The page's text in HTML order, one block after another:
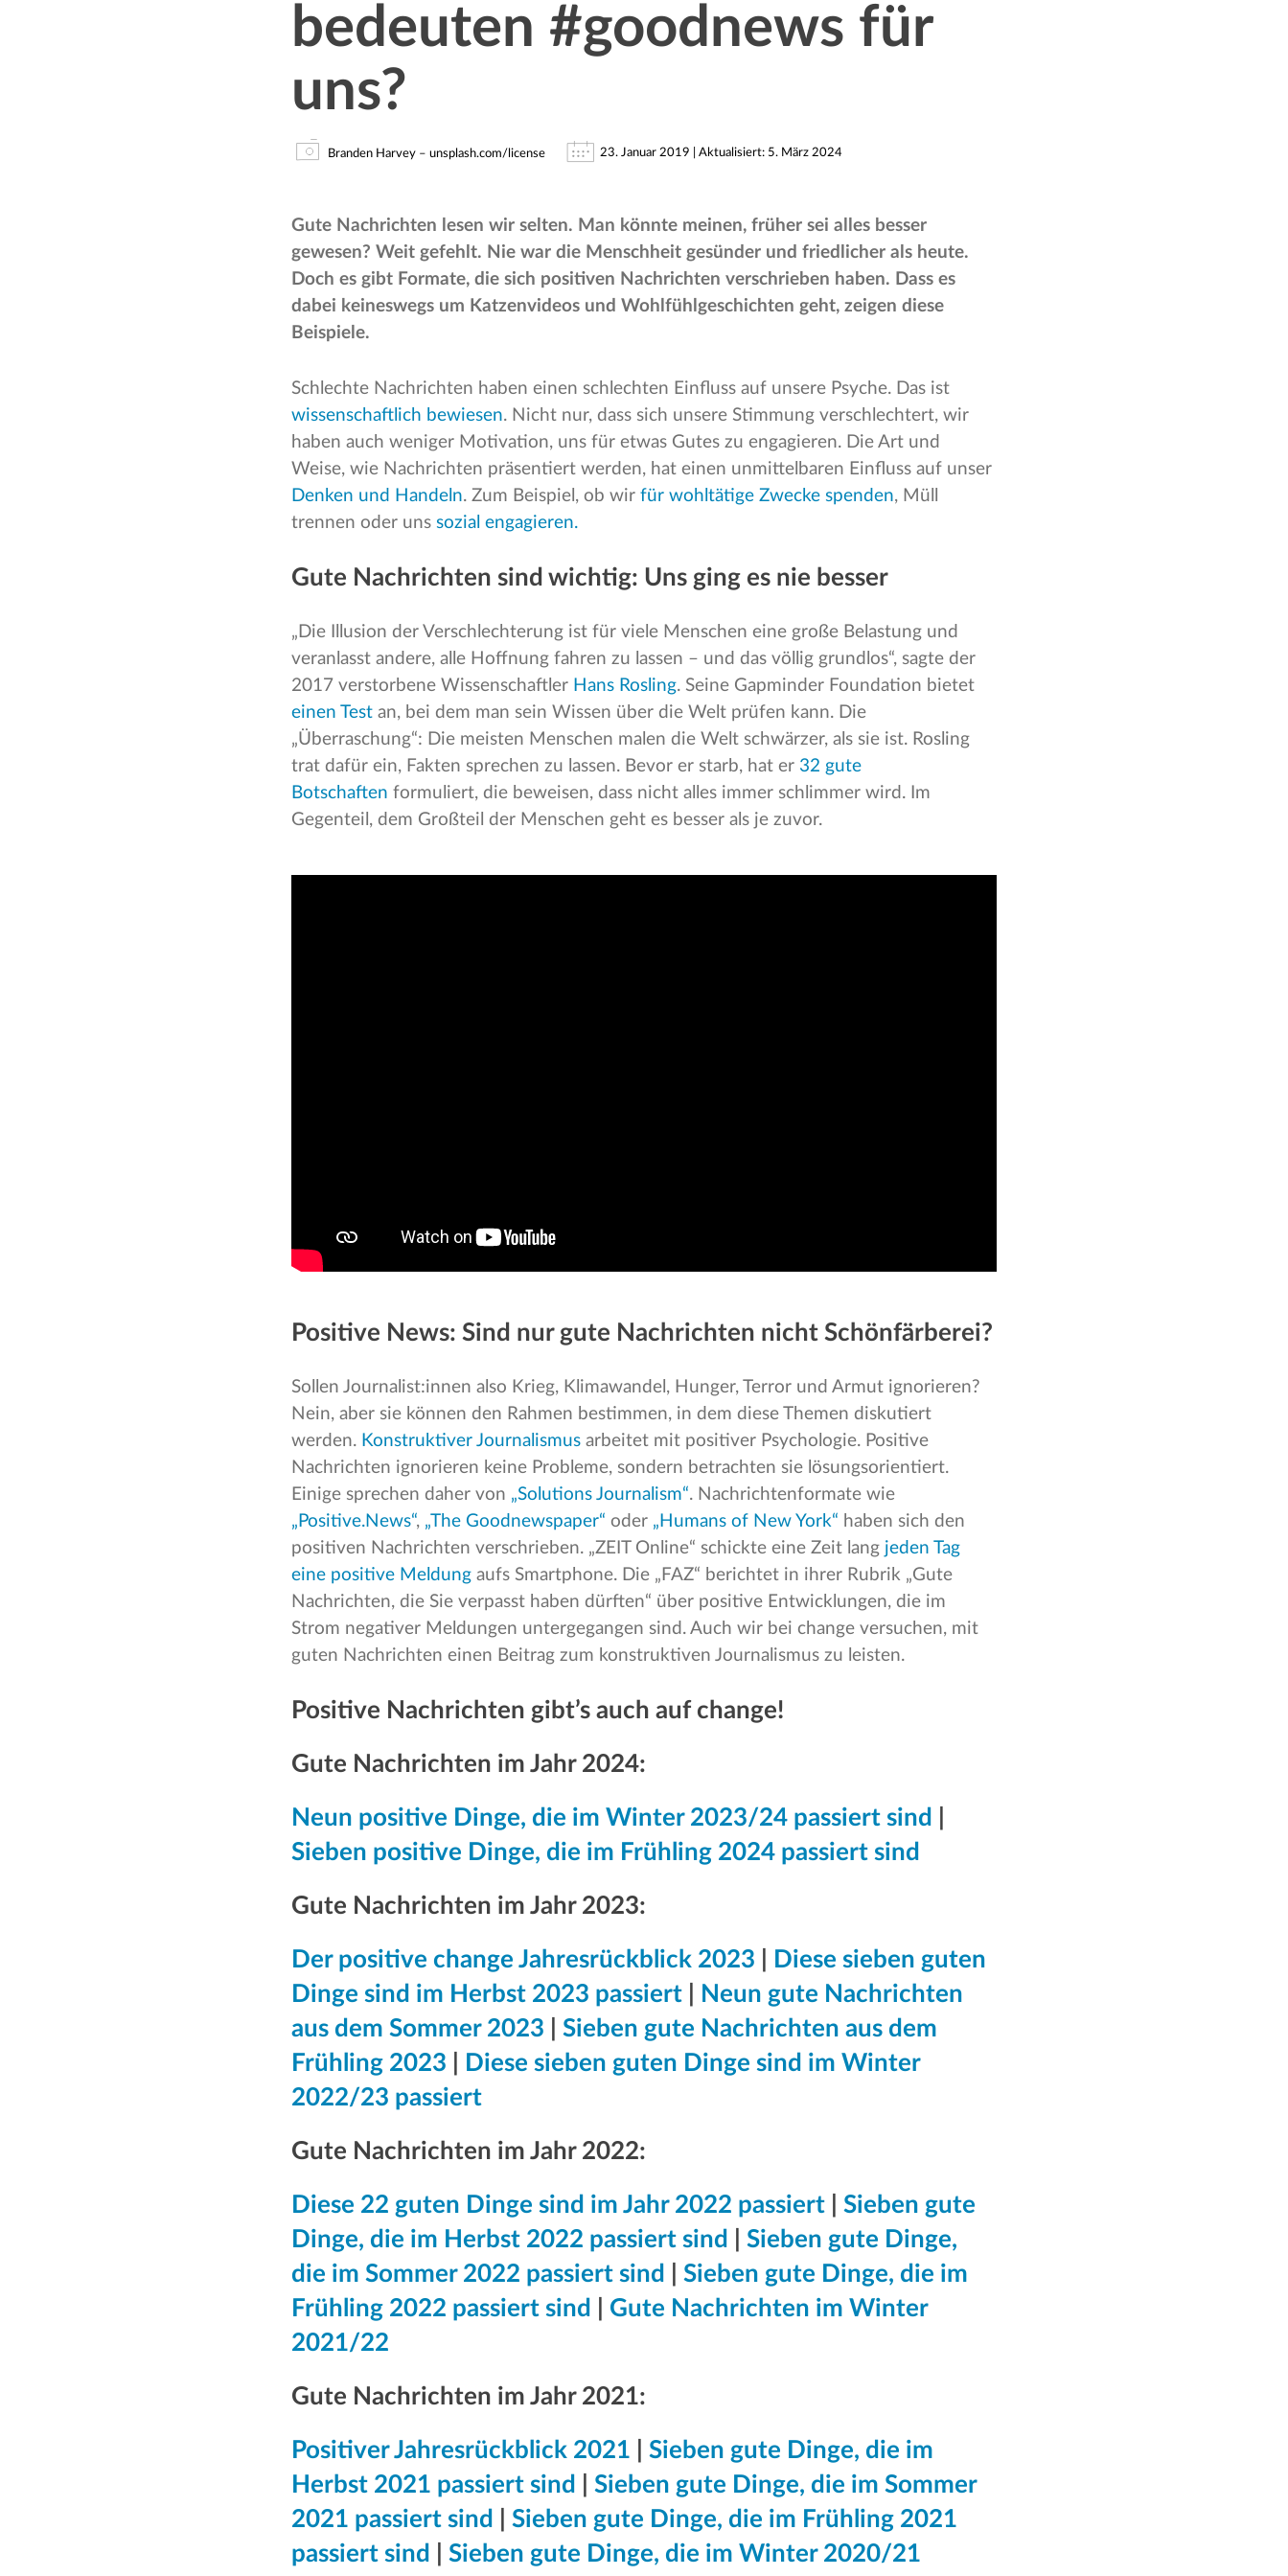
bedeuten #goodnews für
uns?
Branden Harvey – unsplash.com/license 23. Januar 2019 | Aktualisiert: 5. März 2024
Gute Nachrichten lesen wir selten. Man könnte meinen, früher sei alles besser
gewesen? Weit gefehlt. Nie war die Menschheit gesünder und friedlicher als heute.
Doch es gibt Formate, die sich positiven Nachrichten verschrieben haben. Dass es
dabei keineswegs um Katzenvideos und Wohlfühlgeschichten geht, zeigen diese
Beispiele.
Schlechte Nachrichten haben einen schlechten Einfluss auf unsere Psyche. Das ist
wissenschaftlich bewiesen. Nicht nur, dass sich unsere Stimmung verschlechtert, wir
haben auch weniger Motivation, uns für etwas Gutes zu engagieren. Die Art und
Weise, wie Nachrichten präsentiert werden, hat einen unmittelbaren Einfluss auf unser
Denken und Handeln. Zum Beispiel, ob wir für wohltätige Zwecke spenden, Müll
trennen oder uns sozial engagieren.
Gute Nachrichten sind wichtig: Uns ging es nie besser
„Die Illusion der Verschlechterung ist für viele Menschen eine große Belastung und
veranlasst andere, alle Hoffnung fahren zu lassen – und das völlig grundlos“, sagte der
2017 verstorbene Wissenschaftler Hans Rosling. Seine Gapminder Foundation bietet
einen Test an, bei dem man sein Wissen über die Welt prüfen kann. Die
„Überraschung“: Die meisten Menschen malen die Welt schwärzer, als sie ist. Rosling
trat dafür ein, Fakten sprechen zu lassen. Bevor er starb, hat er 32 gute
Botschaften formuliert, die beweisen, dass nicht alles immer schlimmer wird. Im
Gegenteil, dem Großteil der Menschen geht es besser als je zuvor.
Positive News: Sind nur gute Nachrichten nicht Schönfärberei?
Sollen Journalist:innen also Krieg, Klimawandel, Hunger, Terror und Armut ignorieren?
Nein, aber sie können den Rahmen bestimmen, in dem diese Themen diskutiert
werden. Konstruktiver Journalismus arbeitet mit positiver Psychologie. Positive
Nachrichten ignorieren keine Probleme, sondern betrachten sie lösungsorientiert.
Einige sprechen daher von „Solutions Journalism“. Nachrichtenformate wie
„Positive.News“, „The Goodnewspaper“ oder „Humans of New York“ haben sich den
positiven Nachrichten verschrieben. „ZEIT Online“ schickte eine Zeit lang jeden Tag
eine positive Meldung aufs Smartphone. Die „FAZ“ berichtet in ihrer Rubrik „Gute
Nachrichten, die Sie verpasst haben dürften“ über positive Entwicklungen, die im
Strom negativer Meldungen untergegangen sind. Auch wir bei change versuchen, mit
guten Nachrichten einen Beitrag zum konstruktiven Journalismus zu leisten.
Positive Nachrichten gibt’s auch auf change!
Gute Nachrichten im Jahr 2024:
Neun positive Dinge, die im Winter 2023/24 passiert sind
Sieben positive Dinge, die im Frühling 2024 passiert sind
Gute Nachrichten im Jahr 2023:
Der positive change Jahresrückblick 2023
Diese sieben guten
Dinge sind im Herbst 2023 passiert
Neun gute Nachrichten
aus dem Sommer 2023
Sieben gute Nachrichten aus dem
Frühling 2023
Diese sieben guten Dinge sind im Winter
2022/23 passiert
Gute Nachrichten im Jahr 2022:
Diese 22 guten Dinge sind im Jahr 2022 passiert
Sieben gute
Dinge, die im Herbst 2022 passiert sind​​​​​​​
Sieben gute Dinge,
die im Sommer 2022 passiert sind
Sieben gute Dinge, die im
Frühling 2022 passiert sind
Gute Nachrichten im Winter
2021/22​​​​
Gute Nachrichten im Jahr 2021:
Positiver Jahresrückblick 2021
Sieben gute Dinge, die im
Herbst 2021 passiert sind
Sieben gute Dinge, die im Sommer
2021 passiert sind
Sieben gute Dinge, die im Frühling 2021
passiert sind
Sieben gute Dinge, die im Winter 2020/21